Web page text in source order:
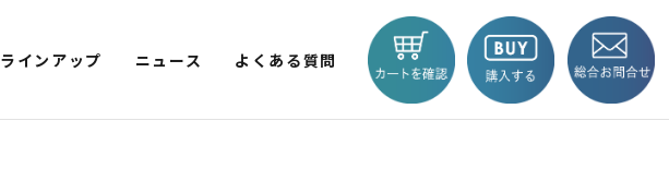
ラインアップ ニュース よくある質問